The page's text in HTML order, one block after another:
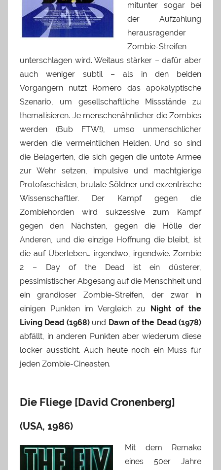
mitunter sogar bei
der Aufzählung
herausragender
Zombie-Streifen
unterschlagen wird. Weitaus stärker – dafür aber
auch weniger subtil – als in den beiden
Vorgängern nutzt Romero das apokalyptische
Szenario, um gesellschaftliche Missstände zu
thematisieren. Je menschenähnlicher die Zombies
werden (Bub FTW!), umso unmenschlicher
werden die vermeintlichen Helden. Und so sind
die Belagerten, die sich gegen die untote Armee
zur Wehr setzen, impulsive und machtgierige
Protofaschisten, brutale Söldner und exzentrische
Wissenschaftler. Der Kampf gegen die
Zombiehorden wird sukzessive zum Kampf
gegen den Nächsten, gegen die Hölle der
Anderen, und die einzige Hoffnung die bleibt, ist
die auf Überleben… irgendwo, irgendwie. Zombie
2 – Day of the Dead ist ein düsterer,
pessimistischer Abgesang auf die Menschheit und
ein grandioser Zombie-Streifen, der zwar in
einigen Punkten im Vergleich zu Night of the
Living Dead (1968)und Dawn of the Dead (1978)
abfällt, in anderen Punkten aber wiederum diese
locker aussticht. Auch heute noch ein Muss für
jeden Zombie-Cineasten.
Die Fliege [David Cronenberg]
(USA, 1986)
Mit dem Remake
eines 50er Jahre